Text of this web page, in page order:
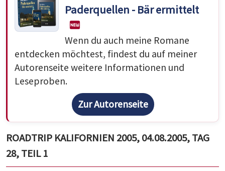
Paderquellen - Bär ermittelt
Wenn du auch meine Romane
entdecken möchtest, findest du auf meiner
Autorenseite weitere Informationen und
Leseproben.
Zur Autorenseite
ROADTRIP KALIFORNIEN 2005, 04.08.2005, TAG
28, TEIL 1